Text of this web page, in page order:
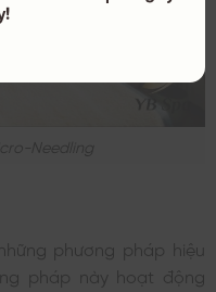
Needling
phương pháp hiệu
pháp này hoạt động